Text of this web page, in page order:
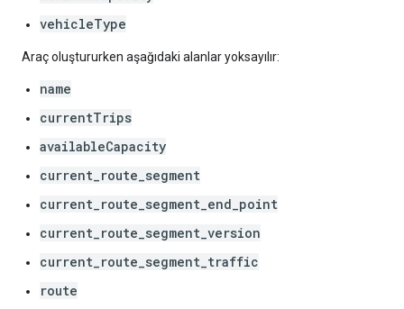
vehicleType
Araç oluştururken aşağıdaki alanlar yoksayılır:
name
currentTrips
availableCapacity
current_route_segment
current_route_segment_end_point
current_route_segment_version
current_route_segment_traffic
route